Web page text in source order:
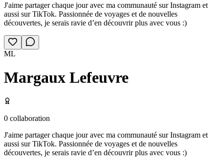
J'aime partager chaque jour avec ma communauté sur Instagram et
aussi sur TikTok. Passionnée de voyages et de nouvelles
découvertes, je serais ravie d’en découvrir plus avec vous :)
ML
Margaux Lefeuvre
0 collaboration
J'aime partager chaque jour avec ma communauté sur Instagram et
aussi sur TikTok. Passionnée de voyages et de nouvelles
découvertes, je serais ravie d’en découvrir plus avec vous :)